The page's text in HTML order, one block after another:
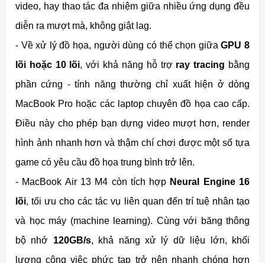
video, hay thao tác đa nhiệm giữa nhiều ứng dụng đều
diễn ra mượt mà, không giật lag.
- Về xử lý đồ họa, người dùng có thể chọn giữaGPU 8
lõi hoặc 10 lõi, với khả năng hỗ trợ ray tracing bằng
phần cứng - tính năng thường chỉ xuất hiện ở dòng
MacBook Pro hoặc các laptop chuyên đồ họa cao cấp.
Điều này cho phép bạn dựng video mượt hơn, render
hình ảnh nhanh hơn và thậm chí chơi được một số tựa
game có yêu cầu đồ họa trung bình trở lên.
- MacBook Air 13 M4 còn tích hợp Neural Engine 16
lõi, tối ưu cho các tác vụ liên quan đến trí tuệ nhân tạo
và học máy (machine learning). Cùng với băng thông
bộ nhớ 120GB/s, khả năng xử lý dữ liệu lớn, khối
lượng công việc phức tạp trở nên nhanh chóng hơn